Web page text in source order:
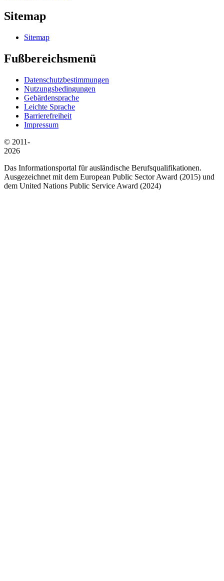
Sitemap
Sitemap
Fußbereichsmenü
Datenschutzbestimmungen
Nutzungsbedingungen
Gebärdensprache
Leichte Sprache
Barrierefreiheit
Impressum
© 2011-
2026
Das Informationsportal für ausländische Berufsqualifikationen.
Ausgezeichnet mit dem European Public Sector Award (2015) und
dem United Nations Public Service Award (2024)